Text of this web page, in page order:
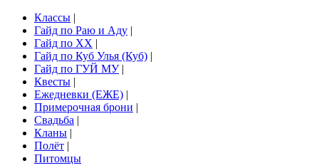
Классы |
Гайд по Раю и Аду |
Гайд по ХХ |
Гайд по Куб Улья (Куб) |
Гайд по ГУЙ МУ|
Квесты |
Ежедневки (ЕЖЕ) |
Примерочная брони |
Свадьба |
Кланы |
Полёт |
Питомцы